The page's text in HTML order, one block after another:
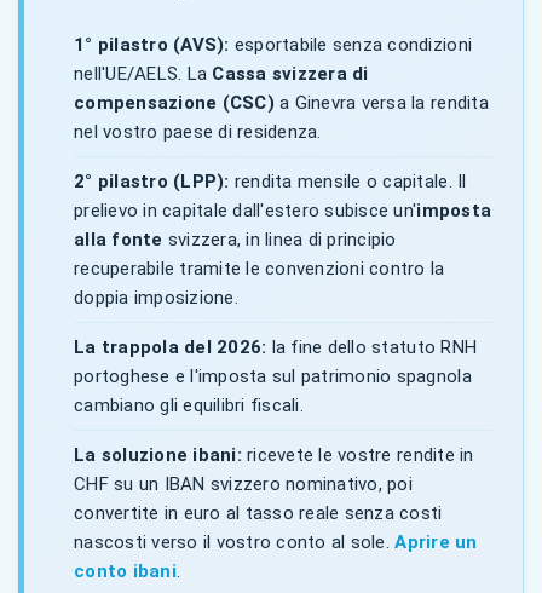
1° pilastro (AVS): esportabile senza condizioni
nell'UE/AELS. La Cassa svizzera di
compensazione (CSC) a Ginevra versa la rendita
nel vostro paese di residenza.
2° pilastro (LPP): rendita mensile o capitale. Il
prelievo in capitale dall'estero subisce un'imposta
alla fonte svizzera, in linea di principio
recuperabile tramite le convenzioni contro la
doppia imposizione.
La trappola del 2026: la fine dello statuto RNH
portoghese e l'imposta sul patrimonio spagnola
cambiano gli equilibri fiscali.
La soluzione ibani: ricevete le vostre rendite in
CHF su un IBAN svizzero nominativo, poi
convertite in euro al tasso reale senza costi
nascosti verso il vostro conto al sole.Aprire un
conto ibani.